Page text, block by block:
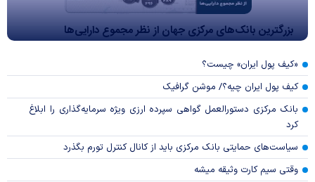
بزرگترین بانک‌های مرکزی جهان از نظر مجموع دارایی‌ها
«کیف پول ایران» چیست؟
کیف پول ایران چیه؟/ موشن گرافیک
بانک مرکزی دستورالعمل گواهی سپرده ارزی ویژه سرمایه‌گذاری را ابلاغ
کرد
سیاست‌های حمایتی بانک مرکزی باید از کانال کنترل تورم بگذرد
وقتی سیم کارت وثیقه میشه